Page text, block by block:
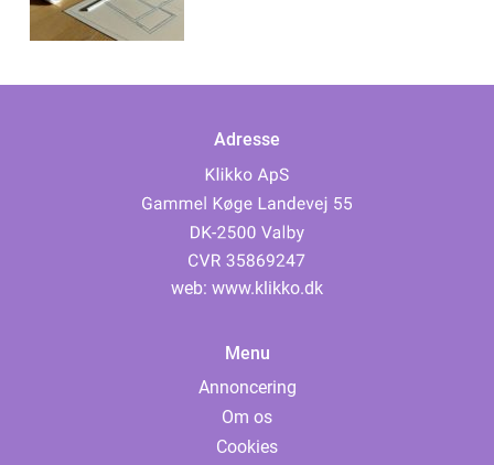
Adresse
web: www.klikko.dk
Menu
Annoncering
Om os
Cookies